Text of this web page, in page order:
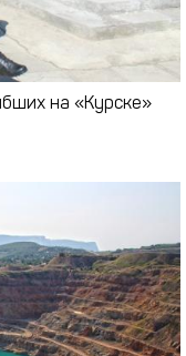
на «Курске»